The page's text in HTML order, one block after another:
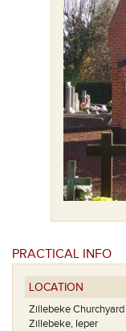
PRACTICAL INFO
LOCATION
Zillebeke Churchyard
Zillebeke, Ieper